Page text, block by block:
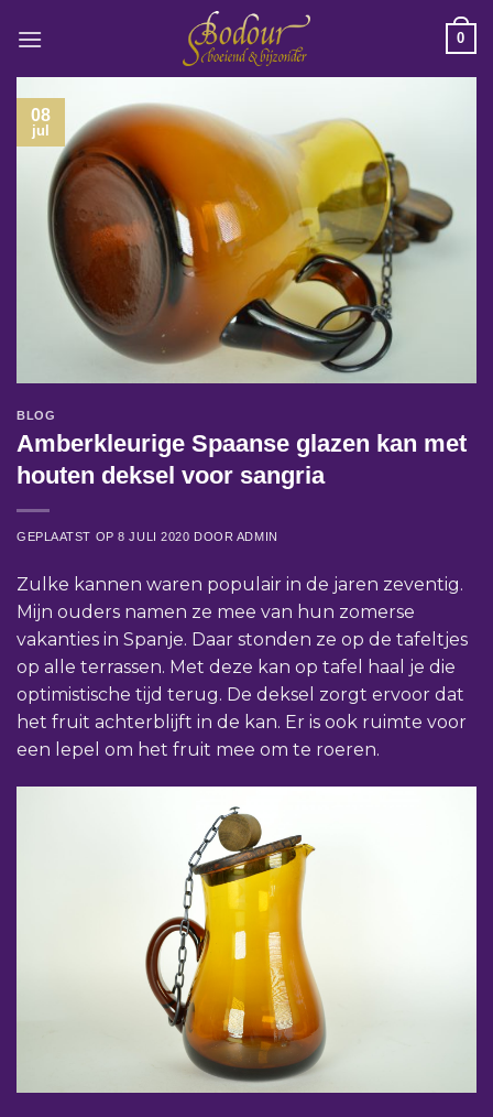
naar
0
08
jul
BLOG
Amberkleurige Spaanse glazen kan met
houten deksel voor sangria
GEPLAATST OP8 JULI 2020 DOOR ADMIN
Zulke kannen waren populair in de jaren zeventig.
Mijn ouders namen ze mee van hun zomerse
vakanties in Spanje. Daar stonden ze op de tafeltjes
op alle terrassen. Met deze kan op tafel haal je die
optimistische tijd terug. De deksel zorgt ervoor dat
het fruit achterblijft in de kan. Er is ook ruimte voor
een lepel om het fruit mee om te roeren.